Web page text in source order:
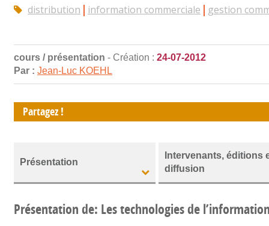
distribution information commerciale gestion
cours / présentation - Création : 24-07-2012
Par : Jean-Luc KOEHL
Partagez !
Présentation
Intervenants, éditions
diffusion
Présentation de: Les technologies de